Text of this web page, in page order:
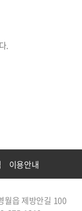
.
이용안내
월읍 제방안길 100